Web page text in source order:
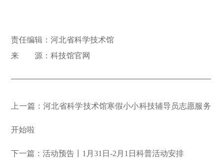
责任编辑：河北省科学技术馆
来 源：科技馆官网
上一篇：河北省科学技术馆寒假小小科技辅导员志愿服务
开始啦
下一篇：活动预告丨1月31日-2月1日科普活动安排